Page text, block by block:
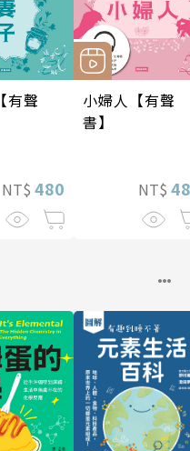
有聲
NT$ 480
小婦人【有聲
書】
NT$